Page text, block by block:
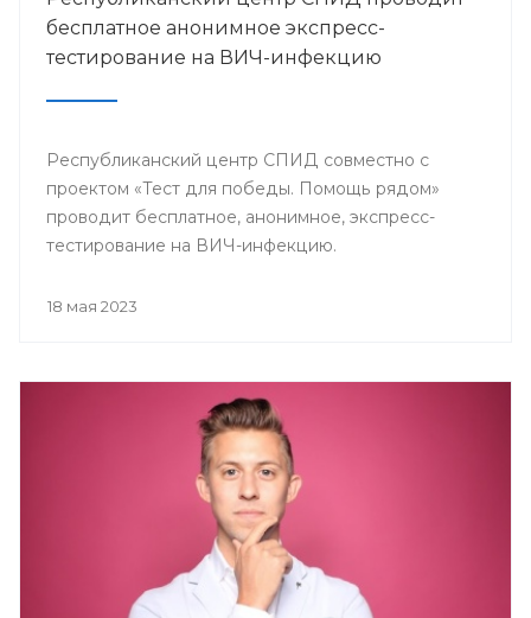
бесплатное анонимное экспресс-
тестирование на ВИЧ-инфекцию
Республиканский центр СПИД совместно с
проектом «Тест для победы. Помощь рядом»
проводит бесплатное, анонимное, экспресс-
тестирование на ВИЧ-инфекцию.
18 мая 2023